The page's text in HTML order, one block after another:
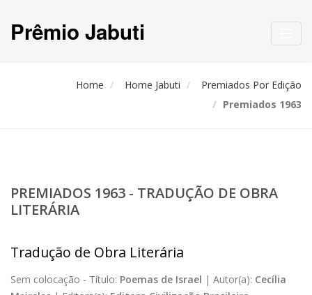
Prêmio Jabuti
Home Home Jabuti
Premiados Por Edição
Premiados 1963
PREMIADOS 1963 - TRADUÇÃO DE OBRA
LITERÁRIA
Tradução de Obra Literária
Sem colocação - Título: Poemas de Israel | Autor(a): Cecília